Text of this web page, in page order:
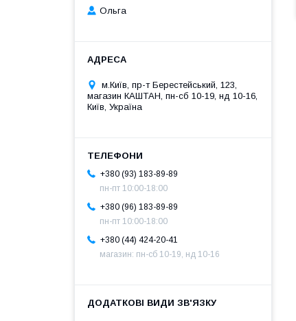
Ольга
м.Київ, пр-т Берестейський, 123,
магазин КАШТАН, пн-сб 10-19, нд 10-16,
Київ, Україна
+380 (93) 183-89-89
пн-пт 10:00-18:00
+380 (96) 183-89-89
пн-пт 10:00-18:00
+380 (44) 424-20-41
магазин: пн-сб 10-19, нд 10-16